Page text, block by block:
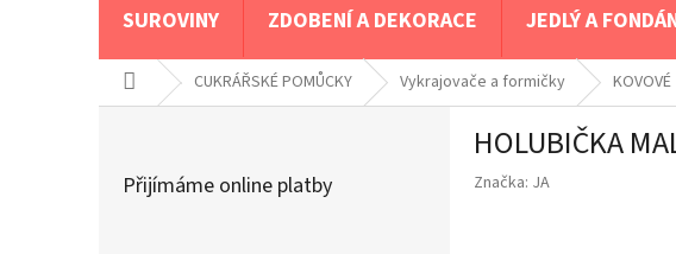
SUROVINY ZDOBENÍ A DEKORACE JEDLÝ A
Domů CUKRÁŘSKÉ POMŮCKY Vykrajovače a formičky KOVOVÉ
Přijímáme online platby
HOLUBIČKA
Značka: JA